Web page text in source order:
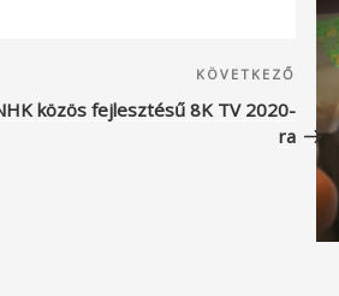
KÖVETKEZŐ
közös fejlesztésű 8K TV 2020-
ra